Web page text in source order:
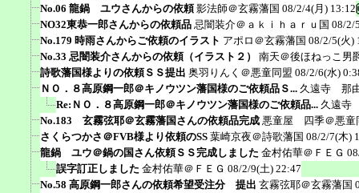
No.06 龍鍋 ユウさんからの依頼 影法師＠玄霧藩国 08/2/4(月) 13:12
NO32東恭一郎さんからの依頼品 忌闇装介＠ａｋｉｈａｒｕ国 08/2/
No.179 時雨さんからご依頼のイラスト アポロ＠玄霧藩国 08/2/5(火)
No.33 忌闇装介さんからの依頼（イラスト２）
南天＠後ほねっこ男
詩歌藩国様よりの依頼ＳＳ提出 奥羽りんく＠悪童同盟 08/2/6(水)
ＮＯ．８高原鋼一郎＠キノウツン藩国様のご依頼品Ｓ... 久遠寺 那
Re:ＮＯ．８高原鋼一郎＠キノウツン藩国様のご依頼品... 久遠寺
No.183 玄霧弦耶＠玄霧藩国さんの依頼品完成 悪童屋 四季＠悪童
さくらつかさ＠FVB様より依頼のSS 葉崎京夜＠詩歌藩国 08/2/7(木)
龍鍋 ユウ＠鍋の国さん依頼ＳＳ完成しました 金村佑華＠ＦＥＧ
誤字訂正しました 金村佑華＠ＦＥＧ 08/2/9(土) 22:47
No.58 高原鋼一郎さんの依頼希望受注分 提出 玄霧弦耶＠玄霧藩国